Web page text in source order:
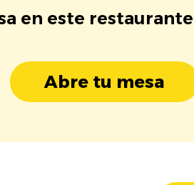
en este
Abre tu mesa